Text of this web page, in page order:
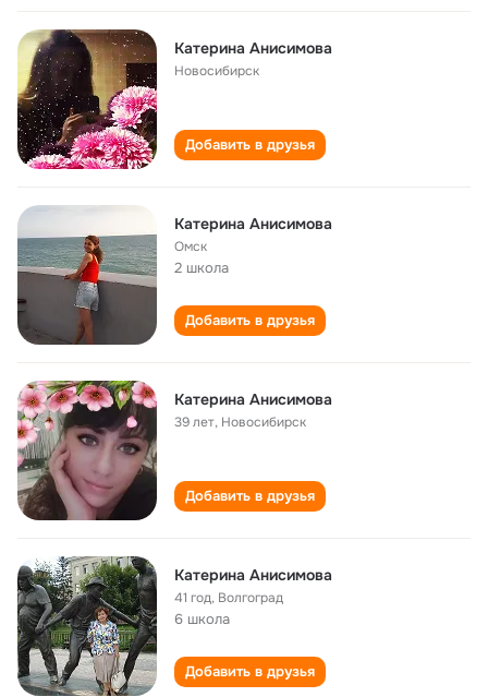
Катерина Анисимова
Новосибирск
Добавить в друзья
Катерина Анисимова
Омск
2 школа
Добавить в друзья
Катерина Анисимова
39 лет, Новосибирск
Добавить в друзья
Катерина Анисимова
41 год, Волгоград
6 школа
Добавить в друзья